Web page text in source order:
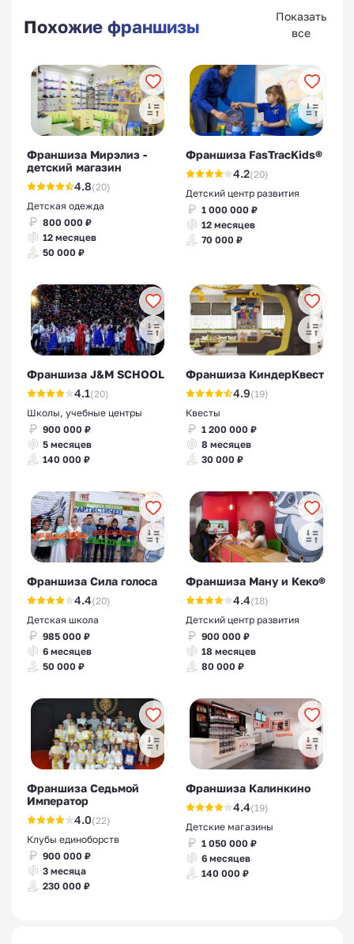
Похожие франшизы
Показать
все
Франшиза Мирэлиз -
детский магазин
4.8(20)
Детская одежда
800 000 ₽
12 месяцев
50 000 ₽
Франшиза FasTracKids®
4.2(20)
Детский центр развития
1 000 000 ₽
12 месяцев
70 000 ₽
Франшиза J&M SCHOOL
4.1(20)
Школы, учебные центры
900 000 ₽
5 месяцев
140 000 ₽
Франшиза КиндерКвест
4.9(19)
Квесты
1 200 000 ₽
8 месяцев
30 000 ₽
Франшиза Сила голоса
4.4(20)
Детская школа
985 000 ₽
6 месяцев
50 000 ₽
Франшиза Ману и Кеко®
4.4(18)
Детский центр развития
900 000 ₽
18 месяцев
80 000 ₽
Франшиза Седьмой
Император
4.0(22)
Клубы единоборств
900 000 ₽
3 месяца
230 000 ₽
Франшиза Калинкино
4.4(19)
Детские магазины
1 050 000 ₽
6 месяцев
140 000 ₽